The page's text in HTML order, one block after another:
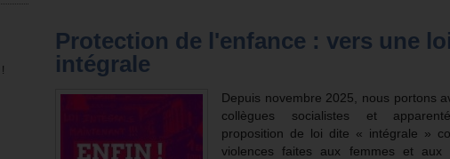
!
Protection de l'enfance : vers une loi
intégrale
Depuis novembre 2025, nous portons
collègues socialistes et
proposition de loi dite « intégrale »
violences faites aux femmes et aux